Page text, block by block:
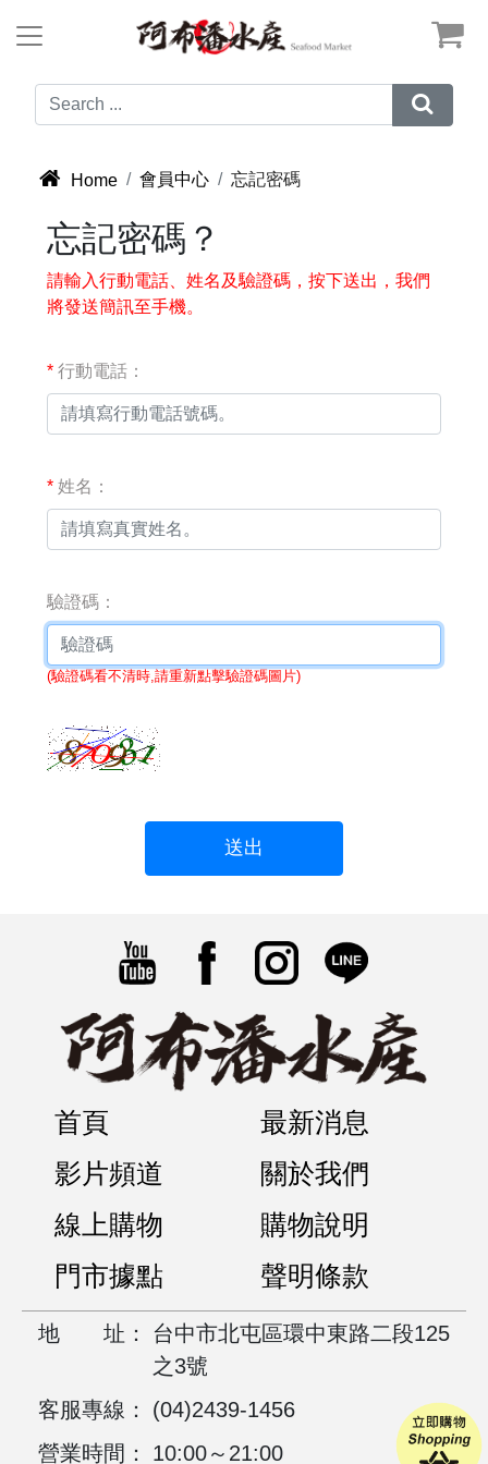


 Home 會員中心 忘記密碼
忘記密碼？
請輸入行動電話、姓名及驗證碼，按下送出，我們
將發送簡訊至手機。
* 行動電話：
* 姓名：
驗證碼：
(驗證碼看不清時,請重新點擊驗證碼圖片)
送出
首頁
最新消息
影片頻道
關於我們
線上購物
購物說明
門市據點
聲明條款
地 址：
台中市北屯區環中東路二段125
之3號
客服專線：
(04)2439-1456
營業時間：
10:00～21:00